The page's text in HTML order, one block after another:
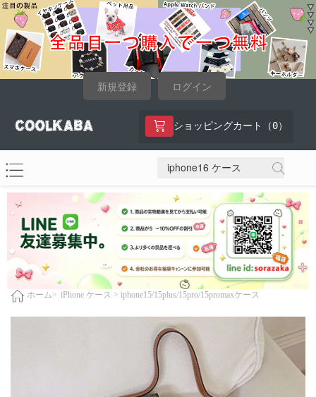
新規登録 ログイン
ショッピングカート（ 0）
ホーム> iPhone ケース > iphone15/15plus/15pro/15promaxケース